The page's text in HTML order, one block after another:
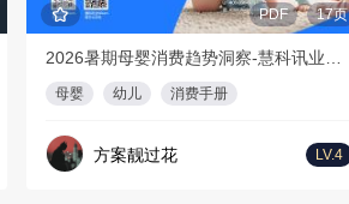
PDF 17页
2026暑期母婴消费趋势洞察-慧科讯业Wisers
母婴 幼儿 消费手册
方案靓过花 LV.4